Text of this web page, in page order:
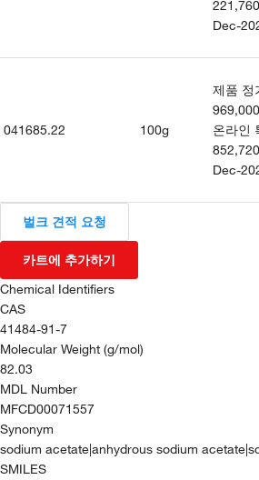
221,760
Dec-
041685.22 100g
제품 정
969,000
온라인
852,720
Dec-
벌크 견적 요청
카트에 추가하기
Chemical Identifiers
CAS
41484-91-7
Molecular Weight (g/mol)
82.03
MDL Number
MFCD00071557
Synonym
sodium acetate|anhydrous sodium
SMILES